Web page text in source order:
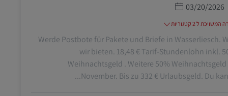
תאריך פרסום
03/20/2026
ל 2 קטגוריות
Werde Postbote für Pakete und Briefe in Wasserliesch.
wir bieten. 18,48 € Tarif-Stundenlohn inkl.
Weihnachtsgeld . Weitere 50%
November. Bis zu 332 € Urlaubsgeld. Du